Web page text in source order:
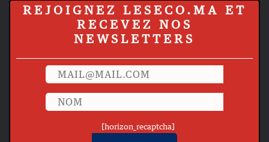
REJOIGNEZ LESECO.MA ET
RECEVEZ NOS
NEWSLETTERS
[horizon_recaptcha]